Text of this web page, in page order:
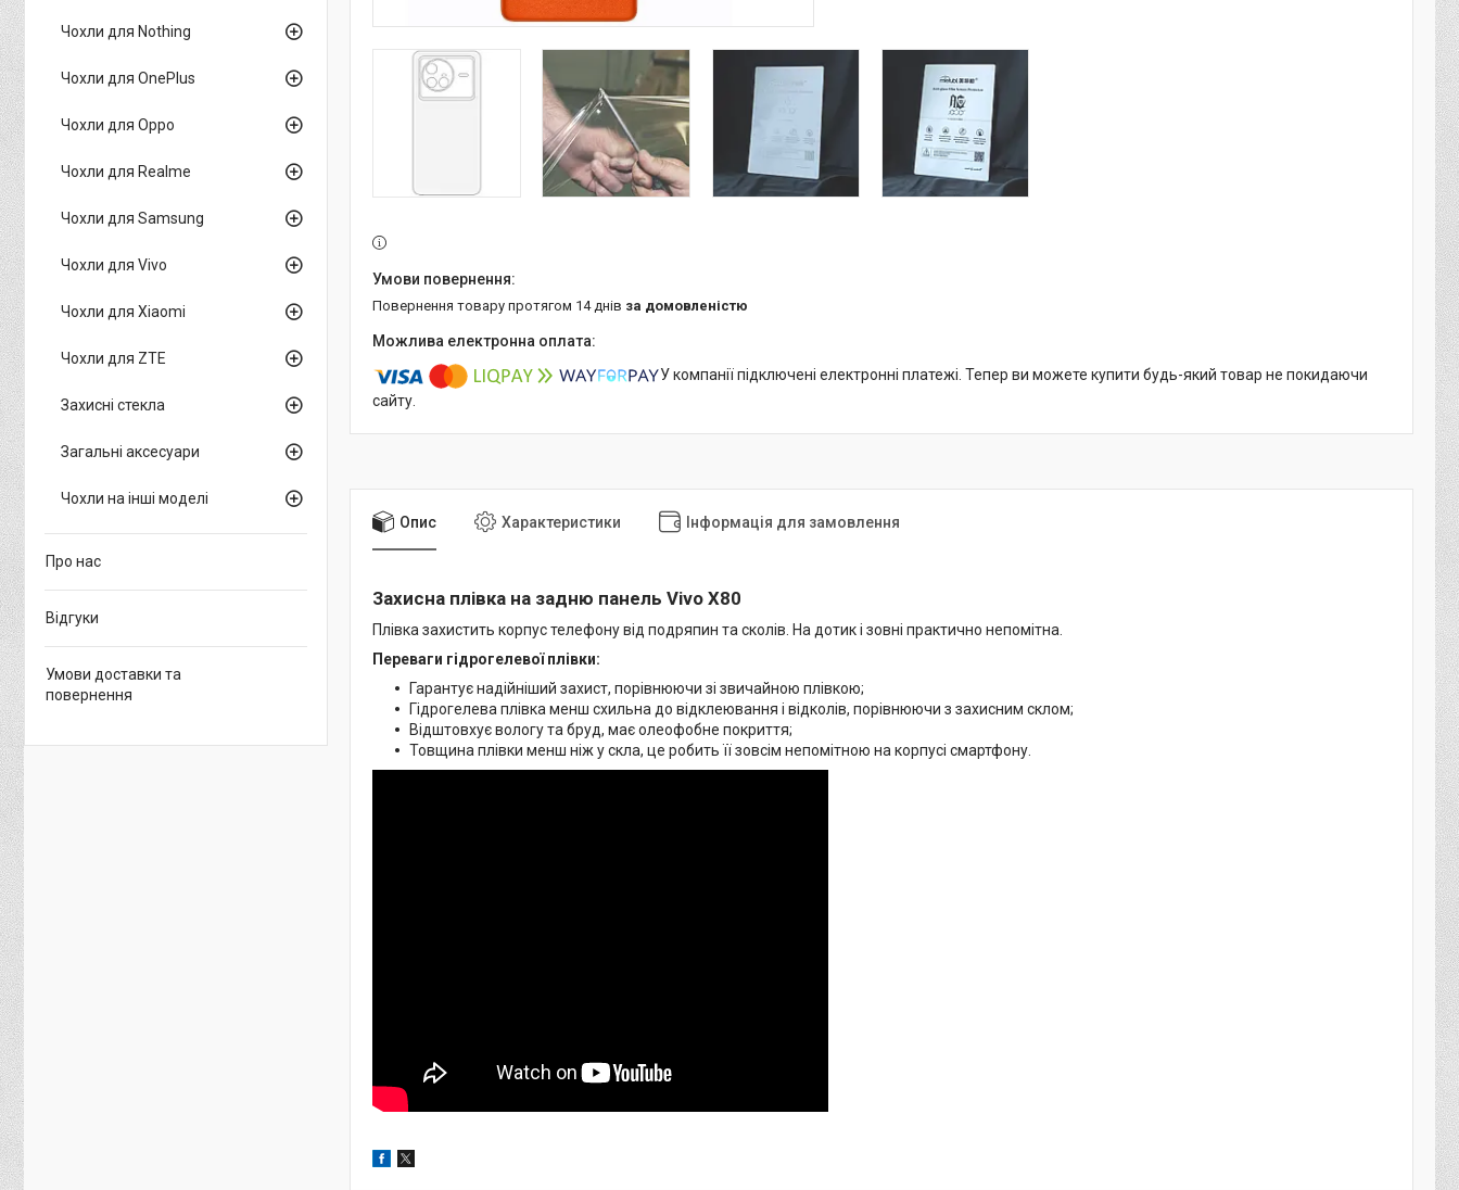
повернення товару протягом 14 днів за домовленістю
У компанії підключені електронні платежі. Тепер ви можете купити будь-який товар не покидаючи
сайту.
Опис Характеристики Інформація для замовлення
Захисна плівка на задню панель Vivo X80
Плівка захистить корпус телефону від подряпин та сколів. На дотик і зовні практично непомітна.
Переваги гідрогелевої плівки:
Гарантує надійніший захист, порівнюючи зі звичайною плівкою;
Гідрогелева плівка менш схильна до відклеювання і відколів, порівнюючи з захисним склом;
Відштовхує вологу та бруд, має олеофобне покриття;
Товщина плівки менш ніж у скла, це робить її зовсім непомітною на корпусі смартфону.
Чохли для Nothing
Чохли для OnePlus
Чохли для Oppo
Чохли для Realme
Чохли для Samsung
Чохли для Vivo
Чохли для Xiaomi
Чохли для ZTE
Захисні стекла
Загальні аксесуари
Чохли на інші моделі
Про нас
Відгуки
Умови доставки та
повернення